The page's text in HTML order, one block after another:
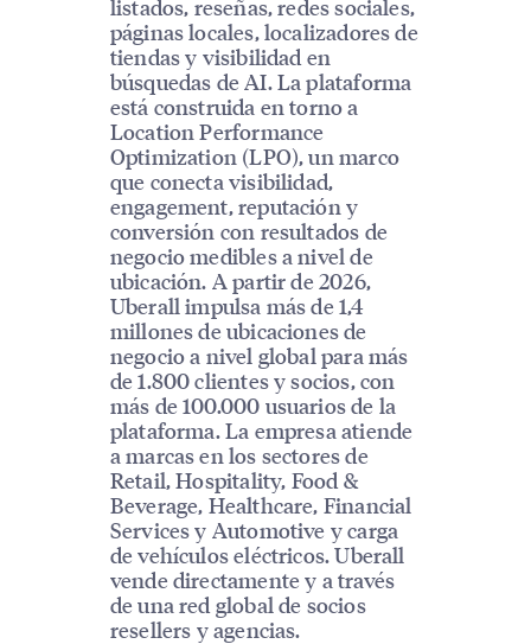
listados, reseñas, redes sociales,
páginas locales, localizadores de
tiendas y visibilidad en
búsquedas de AI. La plataforma
está construida en torno a
Location Performance
Optimization (LPO), un marco
que conecta visibilidad,
engagement, reputación y
conversión con resultados de
negocio medibles a nivel de
ubicación. A partir de 2026,
Uberall impulsa más de 1,4
millones de ubicaciones de
negocio a nivel global para más
de 1.800 clientes y socios, con
más de 100.000 usuarios de la
plataforma. La empresa atiende
a marcas en los sectores de
Retail, Hospitality, Food &
Beverage, Healthcare, Financial
Services y Automotive y carga
de vehículos eléctricos. Uberall
vende directamente y a través
de una red global de socios
resellers y agencias.